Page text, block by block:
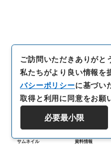
サムネイル 資料情報
ご訪問いただきありがと
私たちがより良い情報を
バシーポリシーに基づい
取得と利用に同意をお願
必要最小限